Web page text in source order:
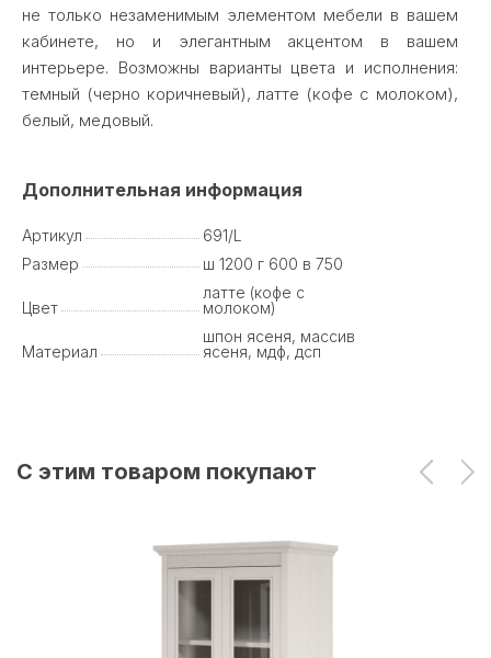
не только незаменимым элементом мебели в вашем
кабинете, но и элегантным акцентом в вашем
интерьере. Возможны варианты цвета и исполнения:
темный (черно коричневый), латте (кофе с молоком),
белый, медовый.
Дополнительная информация
Артикул
691/L
Размер
ш 1200 г 600 в 750
Цвет
латте (кофе с
молоком)
Материал
шпон ясеня, массив
ясеня, мдф, дсп
С этим товаром покупают